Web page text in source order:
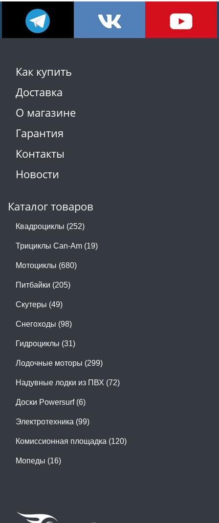
Как купить
Доставка
О магазине
Гарантия
Контакты
Новости
Каталог товаров
Квадроциклы (252)
Трициклы Can-Am (19)
Мотоциклы (680)
Питбайки (205)
Скутеры (49)
Снегоходы (98)
Гидроциклы (31)
Лодочные моторы (299)
Надувные лодки из ПВХ (72)
Доски Powersurf (6)
Электротехника (99)
Комиссионная площадка (120)
Мопеды (16)